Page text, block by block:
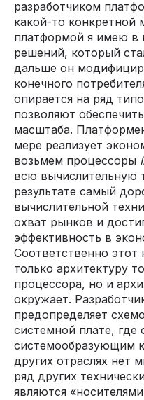
разработчиком
какой-то конкретной
платформой я имею в
решений, который
дальше он
конечного
опирается на ряд
позволяют
масштаба.
мере реализует
возьмем процессоры
всю вычислительную
результате самый
вычислительной
охват рынков и
эффективность в
Соответственно этот
только архитектуру
процессора, но и
окружает.
предопределяет
системной плате, где
системообразующим
других отраслях нет
ряд других
являются